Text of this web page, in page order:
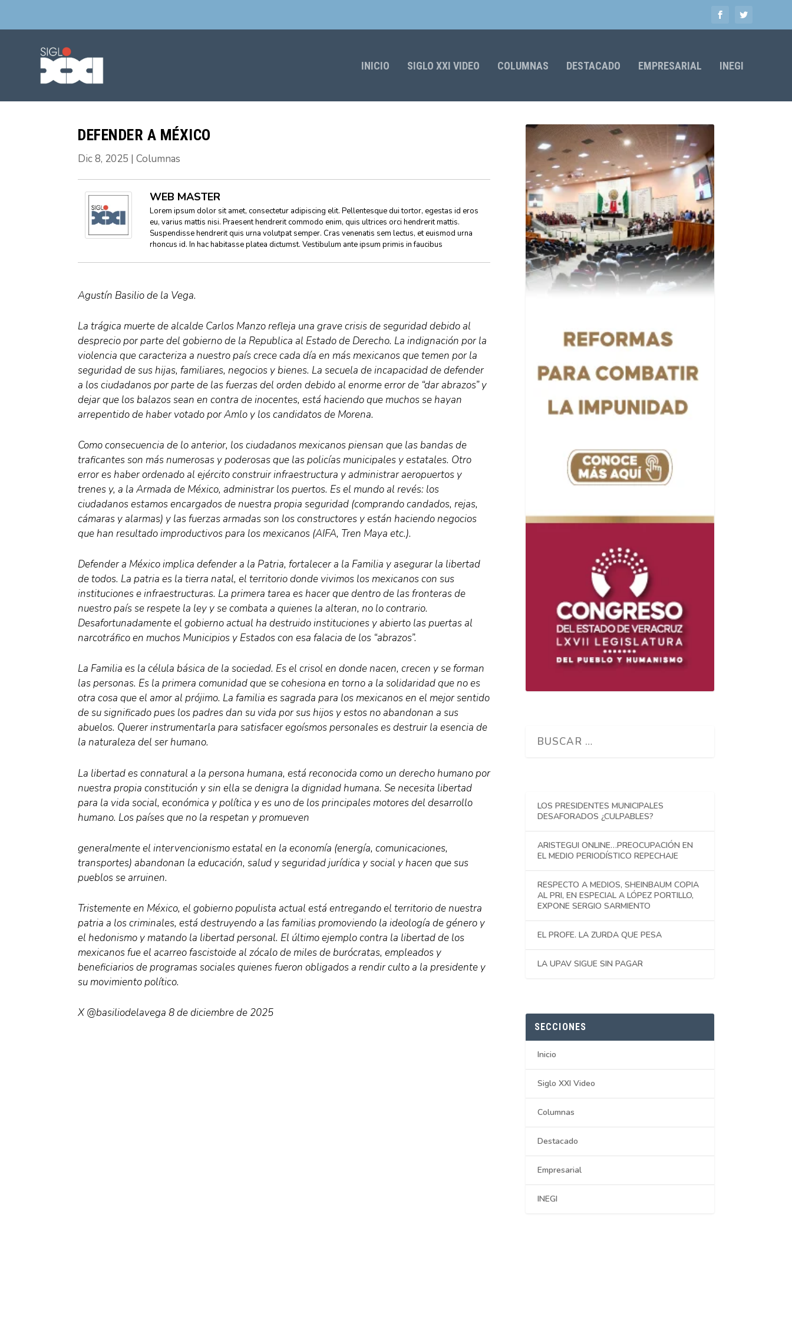
INICIO SIGLO XXI VIDEO COLUMNAS DESTACADO EMPRESARIAL INEGI
DEFENDER A MÉXICO
Dic 8, 2025 | Columnas
WEB MASTER
Lorem ipsum dolor sit amet, consectetur adipiscing elit. Pellentesque dui tortor, egestas id eros
eu, varius mattis nisi. Praesent hendrerit commodo enim, quis ultrices orci hendrerit mattis.
Suspendisse hendrerit quis urna volutpat semper. Cras venenatis sem lectus, et euismod urna
rhoncus id. In hac habitasse platea dictumst. Vestibulum ante ipsum primis in faucibus
Agustín Basilio de la Vega.
La trágica muerte de alcalde Carlos Manzo refleja una grave crisis de seguridad debido al
desprecio por parte del gobierno de la Republica al Estado de Derecho. La indignación por la
violencia que caracteriza a nuestro país crece cada día en más mexicanos que temen por la
seguridad de sus hijas, familiares, negocios y bienes. La secuela de incapacidad de defender
a los ciudadanos por parte de las fuerzas del orden debido al enorme error de “dar abrazos” y
dejar que los balazos sean en contra de inocentes, está haciendo que muchos se hayan
arrepentido de haber votado por Amlo y los candidatos de Morena.
Como consecuencia de lo anterior, los ciudadanos mexicanos piensan que las bandas de
traficantes son más numerosas y poderosas que las policías municipales y estatales. Otro
error es haber ordenado al ejército construir infraestructura y administrar aeropuertos y
trenes y, a la Armada de México, administrar los puertos. Es el mundo al revés: los
ciudadanos estamos encargados de nuestra propia seguridad (comprando candados, rejas,
cámaras y alarmas) y las fuerzas armadas son los constructores y están haciendo negocios
que han resultado improductivos para los mexicanos (AIFA, Tren Maya etc.).
Defender a México implica defender a la Patria, fortalecer a la Familia y asegurar la libertad
de todos. La patria es la tierra natal, el territorio donde vivimos los mexicanos con sus
instituciones e infraestructuras. La primera tarea es hacer que dentro de las fronteras de
nuestro país se respete la ley y se combata a quienes la alteran, no lo contrario.
Desafortunadamente el gobierno actual ha destruido instituciones y abierto las puertas al
narcotráfico en muchos Municipios y Estados con esa falacia de los “abrazos”.
La Familia es la célula básica de la sociedad. Es el crisol en donde nacen, crecen y se forman
las personas. Es la primera comunidad que se cohesiona en torno a la solidaridad que no es
otra cosa que el amor al prójimo. La familia es sagrada para los mexicanos en el mejor sentido
de su significado pues los padres dan su vida por sus hijos y estos no abandonan a sus
abuelos. Querer instrumentarla para satisfacer egoísmos personales es destruir la esencia de
la naturaleza del ser humano.
La libertad es connatural a la persona humana, está reconocida como un derecho humano por
nuestra propia constitución y sin ella se denigra la dignidad humana. Se necesita libertad
para la vida social, económica y política y es uno de los principales motores del desarrollo
humano. Los países que no la respetan y promueven
generalmente el intervencionismo estatal en la economía (energía, comunicaciones,
transportes) abandonan la educación, salud y seguridad jurídica y social y hacen que sus
pueblos se arruinen.
Tristemente en México, el gobierno populista actual está entregando el territorio de nuestra
patria a los criminales, está destruyendo a las familias promoviendo la ideología de género y
el hedonismo y matando la libertad personal. El último ejemplo contra la libertad de los
mexicanos fue el acarreo fascistoide al zócalo de miles de burócratas, empleados y
beneficiarios de programas sociales quienes fueron obligados a rendir culto a la presidente y
su movimiento político.
X @basiliodelavega 8 de diciembre de 2025
LOS PRESIDENTES MUNICIPALES
DESAFORADOS ¿CULPABLES?
ARISTEGUI ONLINE…PREOCUPACIÓN EN
EL MEDIO PERIODÍSTICO REPECHAJE
RESPECTO A MEDIOS, SHEINBAUM COPIA
AL PRI, EN ESPECIAL A LÓPEZ PORTILLO,
EXPONE SERGIO SARMIENTO
EL PROFE. LA ZURDA QUE PESA
LA UPAV SIGUE SIN PAGAR
SECCIONES
Inicio
Siglo XXI Video
Columnas
Destacado
Empresarial
INEGI